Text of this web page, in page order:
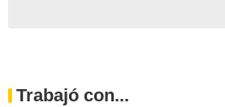
Trabajó con...